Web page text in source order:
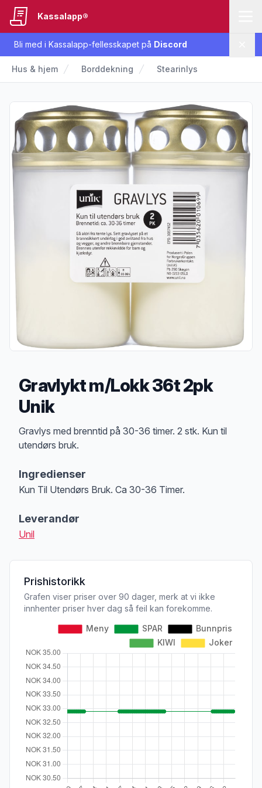
Bli med i Kassalapp-fellesskapet på Discord
Kassalapp®
Hus & hjem Borddekning Stearinlys
Gravlykt m/Lokk 36t 2pk
Unik
Produktbeskrivelse
Gravlys med brenntid på 30-36 timer. 2 stk. Kun til
utendørs bruk.
Ingredienser
Kun Til Utendørs Bruk. Ca 30-36 Timer.
Leverandør
Unil
Prishistorikk
Grafen viser priser over 90 dager, merk at vi ikke
innhenter priser hver dag så feil kan forekomme.